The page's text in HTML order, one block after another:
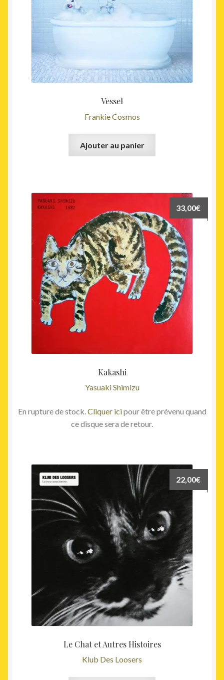
Vessel
Frankie Cosmos
Ajouter au panier
Kakashi
Yasuaki Shimizu
33,00€
En rupture de stock.Cliquer icipour être prévenu quand
ce disque sera de retour.
Le Chat et Autres Histoires
Klub Des Loosers
22,00€